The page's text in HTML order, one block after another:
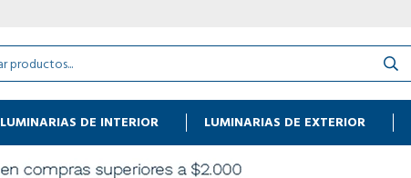
LUMINARIAS DE INTERIOR LUMINARIAS DE EXTERIOR